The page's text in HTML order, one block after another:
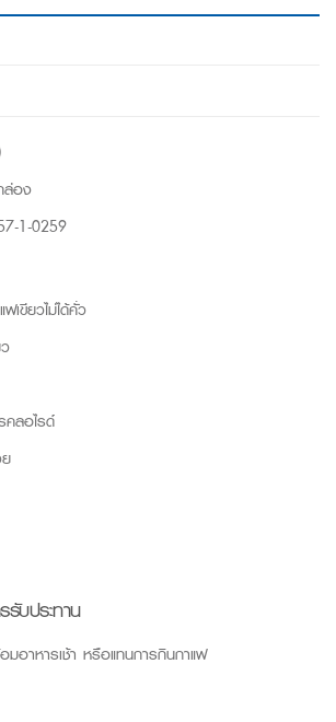
อง
1-0259
เขียวไม่ได้คั่ว
ลอไรด์
รับประทาน
อาหารเช้า หรือแทนการกินกาแฟ